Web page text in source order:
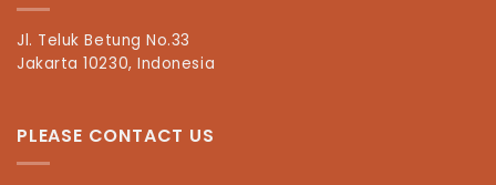
Jl. Teluk Betung No.33
Jakarta 10230, Indonesia
PLEASE CONTACT US